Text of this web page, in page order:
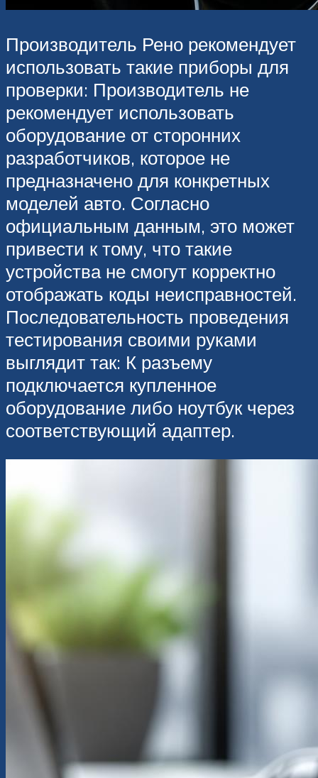
Производитель Рено рекомендует
использовать такие приборы для
проверки: Производитель не
рекомендует использовать
оборудование от сторонних
разработчиков, которое не
предназначено для конкретных
моделей авто. Согласно
официальным данным, это может
привести к тому, что такие
устройства не смогут корректно
отображать коды неисправностей.
Последовательность проведения
тестирования своими руками
выглядит так: К разъему
подключается купленное
оборудование либо ноутбук через
соответствующий адаптер.